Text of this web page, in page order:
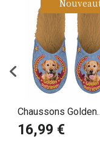
Chaussons Golden
retriever médaillé
16,99 €